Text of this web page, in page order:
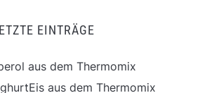
EINTRÄGE
aus dem Thermomix
aus dem Thermomix